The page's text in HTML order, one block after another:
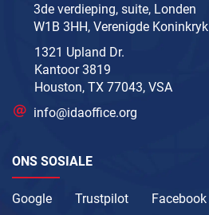
3de verdieping, suite, Londen
W1B 3HH, Verenigde Koninkryk
1321 Upland Dr.
Kantoor 3819
Houston, TX 77043, VSA
info@idaoffice.org
ONS SOSIALE
Google Trustpilot Facebook